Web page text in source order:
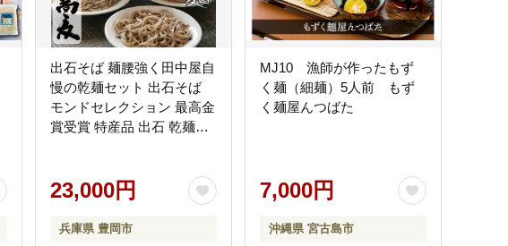
出石そば 麺腰強く田中屋自
慢の乾麺セット 出石そば
モンドセレクション 最高金
賞受賞 特産品 出石 乾麺そ
業45年 受賞歴多数 国内製
造 蕎麦 ソバ 麺類 お中元 伝
統 但馬 豊岡 コウノトリ
23,000円
兵庫県 豊岡市
MJ10 漁師が作ったもず
く麺（細麺）5人前 もず
く麺屋んつばた
7,000円
沖縄県 宮古島市